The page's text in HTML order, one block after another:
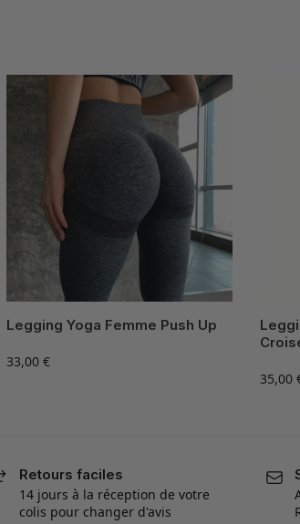
Legging Yoga Femme Push Up
33,00 €
35,00
Retours faciles
14 jours à la réception de votre
colis pour changer d'avis